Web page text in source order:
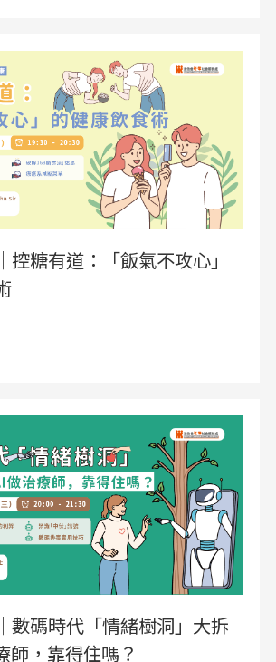
控糖有道：「飯氣不攻心」
數碼時代「情緒樹洞」大拆
師，靠得住嗎？